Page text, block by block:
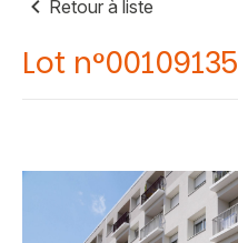
Retour à liste
Lot n°00109135